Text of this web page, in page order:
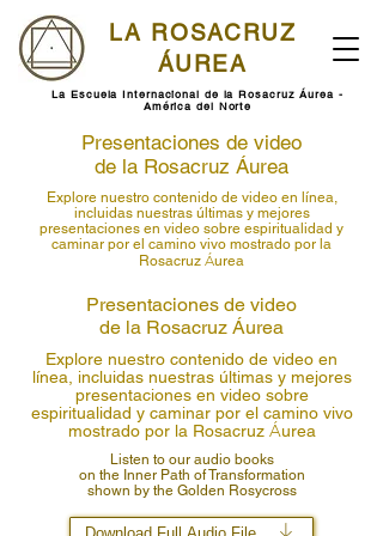
LA ROSACRUZ
ÁUREA
La Escuela Internacional de la Rosacruz Áurea -
América del Norte
Presentaciones de video
de la Rosacruz Áurea
Explore nuestro contenido de video en línea,
incluidas nuestras últimas y mejores
presentaciones en video sobre espiritualidad y
caminar por el camino vivo mostrado por la
Rosacruz Áurea
Presentaciones de video
de la Rosacruz Áurea
Explore nuestro contenido de video en
línea, incluidas nuestras últimas y mejores
presentaciones en video sobre
espiritualidad y caminar por el camino vivo
mostrado por la Rosacruz Áurea
Listen to our audio books
on the Inner Path of Transformation
shown by the Golden Rosycross
Download Full Audio File